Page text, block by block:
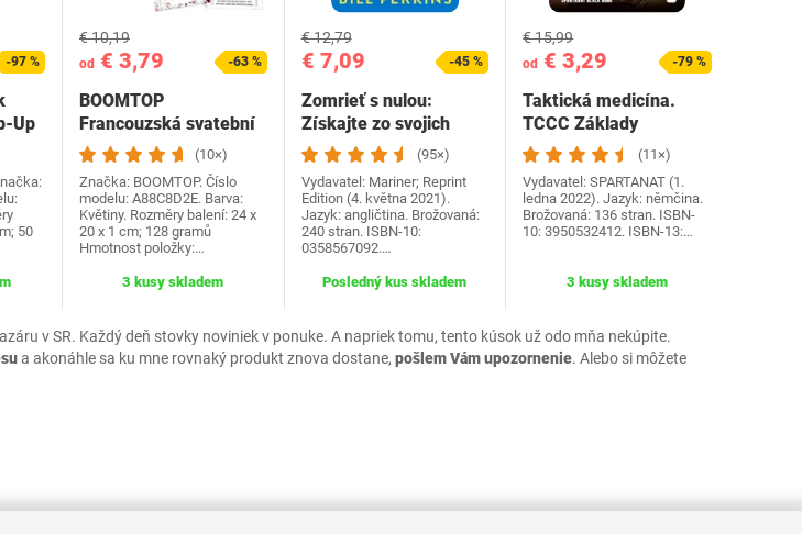
v SR. Každý deň stovky noviniek v ponuke. A napriek tomu, tento kúsok už odo mňa nekúpite.
a akonáhle sa ku mne rovnaký produkt znova dostane, pošlem Vám upozornenie. Alebo si môžete
-97 %
Up
50
od€ 3,79
€ 10,19
-63 %
BOOMTOP
Francouzská svatební
hra Dřevěná cedulka a
kvízové…
(10×)
Značka: BOOMTOP. Číslo
modelu: A88C8D2E. Barva:
Květiny. Rozměry balení: 24 x
20 x 1 cm; 128 gramů
Hmotnost položky:…
3 kusy skladem
€ 7,09
€ 12,79
-45 %
Zomrieť s nulou:
Získajte zo svojich
peňazí a života…(95×)
Vydavatel: Mariner; Reprint
Edition (4. května 2021).
Jazyk: angličtina. Brožovaná:
240 stran. ISBN-10:
0358567092.…
Posledný kus skladem
od € 3,29
€ 15,99
-79 %
Taktická medicína.
TCCC Základy
starostlivosti o
zranených…
(11×)
Vydavatel: SPARTANAT (1.
ledna 2022). Jazyk: němčina.
Brožovaná: 136 stran. ISBN-
10: 3950532412. ISBN-13:…
3 kusy skladem